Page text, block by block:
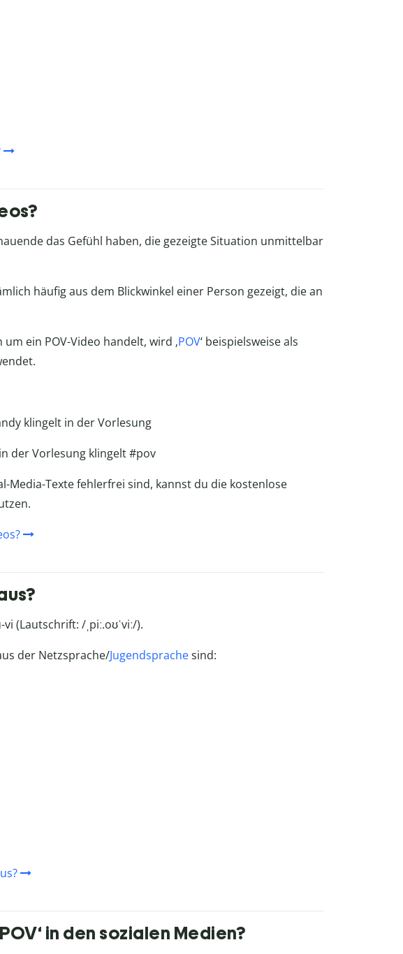
das Gefühl haben, die gezeigte Situation unmittelbar
häufig aus dem Blickwinkel einer Person gezeigt, die an
ein POV-Video handelt, wird ‚POV‘ beispielsweise als
klingelt in der Vorlesung
der Vorlesung klingelt #pov
Media-Texte fehlerfrei sind, kannst du die kostenlose
(Lautschrift: /ˌpiː.oʊˈviː/).
der Netzsprache/Jugendsprachesind:
in den sozialen Medien?